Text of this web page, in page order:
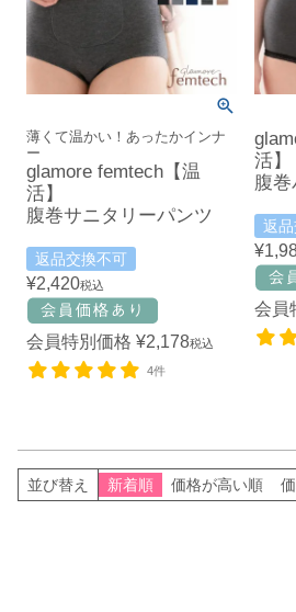
薄くて温かい！あったかインナ
ー
glamore femtech【温
活】
腹巻サニタリーパンツ
返品交換不可
¥2,420税込
会員特別価格 ¥2,178税込
4件
活】
腹巻
返
¥
会員
並び替え 新着順 価格が高い順